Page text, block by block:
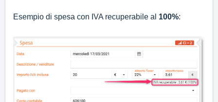
Esempio di spesa con IVA recuperabile al 100%: